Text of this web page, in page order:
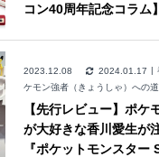
コン40周年記念コラム】
2023.12.08 2024.01.17
ケモン強者（きょうしゃ）への道
【先行レビュー】ポケ
が大好きな香川愛生が
『ポケットモンスター